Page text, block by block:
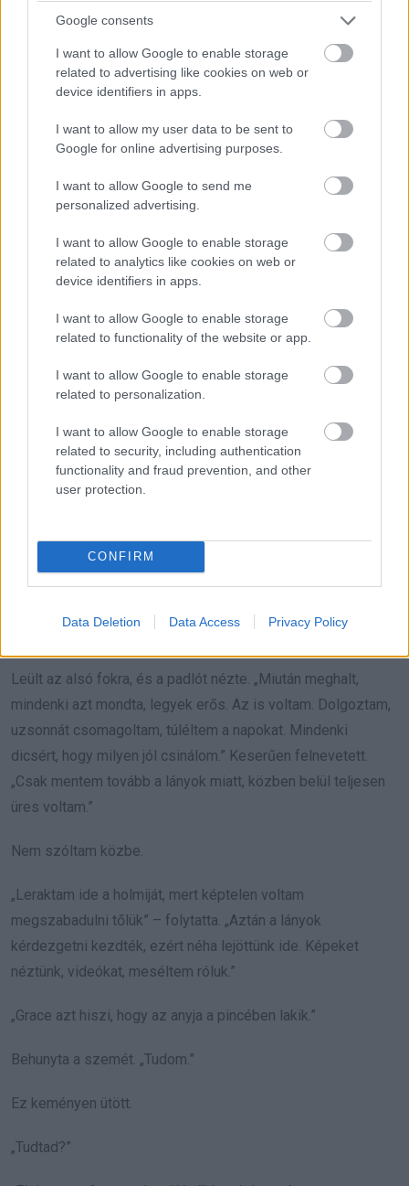
Google consents
I want to allow Google to enable storage
related to advertising like cookies on web or
device identifiers in apps.
I want to allow my user data to be sent to
Google for online advertising purposes.
I want to allow Google to send me
personalized advertising.
I want to allow Google to enable storage
related to analytics like cookies on web or
device identifiers in apps.
I want to allow Google to enable storage
related to functionality of the website or app.
I want to allow Google to enable storage
related to personalization.
I want to allow Google to enable storage
related to security, including authentication
functionality and fraud prevention, and other
user protection.
CONFIRM
Data Deletion Data Access Privacy Policy
Grace hangja megremegett. „Rosszat csináltam?”
Úgy nézett rá, mintha megszakadt volna a szíve. „Nem,
kicsim. Nem.”
Leguggoltam hozzájuk. „Menjetek fel, nézzetek mesét.
Mindjárt viszem a levest.”
Habozva elindultak felfelé.
Amikor egyedül maradtunk, Danielre néztem. „Most beszélj.”
Körbenézett a pincében, mintha azt sem tudná elviselni,
„És mikor?”
Hallgatott.
Keserűen felnevettem. „Pontosan.”
Lassan lesétált a lépcsőn. „Ez nem az, aminek látszik.”
Megcsuklott a hangja. „Ez volt minden, ami maradt.”
de már tudtam figyelni arra is, amit mond.
Leült az alsó fokra, és a padlót nézte. „Miután meghalt,
mindenki azt mondta, legyek erős. Az is voltam. Dolgoztam,
uzsonnát csomagoltam, túléltem a napokat. Mindenki
dicsért, hogy milyen jól csinálom.” Keserűen felnevetett.
„Csak mentem tovább a lányok miatt, közben belül teljesen
üres voltam.”
Nem szóltam közbe.
„Leraktam ide a holmiját, mert képtelen voltam
megszabadulni tőlük” – folytatta. „Aztán a lányok
kérdezgetni kezdték, ezért néha lejöttünk ide. Képeket
néztünk, videókat, meséltem róluk.”
„Grace azt hiszi, hogy az anyja a pincében lakik.”
Behunyta a szemét. „Tudom.”
Ez keményen ütött.
„Tudtad?”